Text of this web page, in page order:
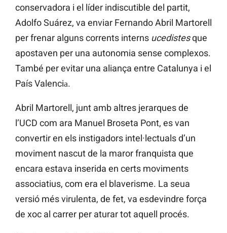
conservadora i el líder indiscutible del partit,
Adolfo Suárez, va enviar Fernando Abril Martorell
per frenar alguns corrents interns ucedistesque
apostaven per una autonomia sense complexos.
També per evitar una aliança entre Catalunya i el
País Valenciа.
Abril Martorell, junt amb altres jerarques de
l’UCD com ara Manuel Broseta Pont, es van
convertir en els instigadors intel·lectuals d’un
moviment nascut de la maror franquista que
encara estava inserida en certs moviments
associatius, com era el blaverisme. La seua
versió més virulenta, de fet, va esdevindre força
de xoc al carrer per aturar tot aquell procés.